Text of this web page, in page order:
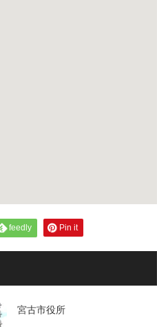
feedly Pin it
宮古市役所